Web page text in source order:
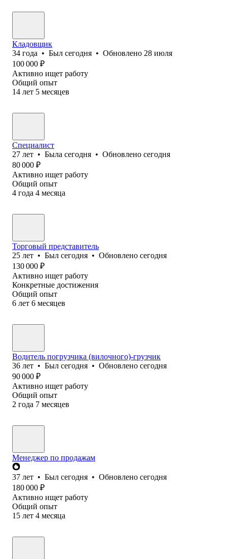
Кладовщик
34 года • Был сегодня • Обновлено 28 июля
100 000 ₽
Активно ищет работу
Общий опыт
14 лет 5 месяцев
Специалист
27 лет • Была сегодня • Обновлено сегодня
80 000 ₽
Активно ищет работу
Общий опыт
4 года 4 месяца
Торговый представитель
25 лет • Был сегодня • Обновлено сегодня
130 000 ₽
Активно ищет работу
Конкретные достижения
Общий опыт
6 лет 6 месяцев
Водитель погрузчика (вилочного)-грузчик
36 лет • Был сегодня • Обновлено сегодня
90 000 ₽
Активно ищет работу
Общий опыт
2 года 7 месяцев
Менеджер по продажам
37 лет • Был сегодня • Обновлено сегодня
180 000 ₽
Активно ищет работу
Общий опыт
15 лет 4 месяца